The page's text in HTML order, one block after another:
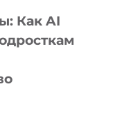
Как AI